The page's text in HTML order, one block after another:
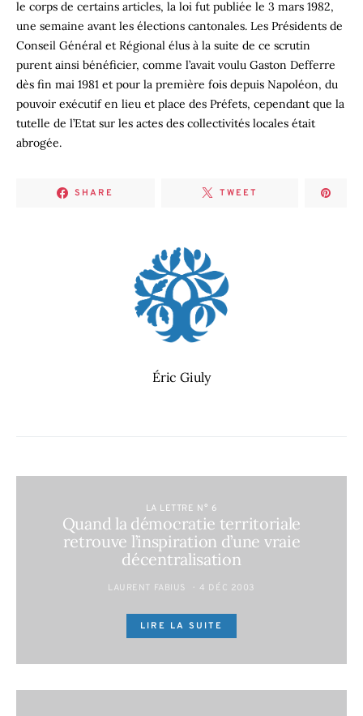
le corps de certains articles, la loi fut publiée le 3 mars 1982,
une semaine avant les élections cantonales. Les Présidents de
Conseil Général et Régional élus à la suite de ce scrutin
purent ainsi bénéficier, comme l’avait voulu Gaston Defferre
dès fin mai 1981 et pour la première fois depuis Napoléon, du
pouvoir exécutif en lieu et place des Préfets, cependant que la
tutelle de l’Etat sur les actes des collectivités locales était
abrogée.
SHARE TWEET
Éric Giuly
LA LETTRE N° 6
Quand la démocratie territoriale
retrouve l’inspiration d’une vraie
décentralisation
LAURENT FABIUS 4 DÉC 2003
LIRE LA SUITE